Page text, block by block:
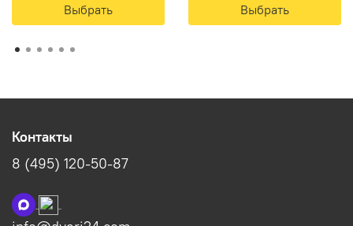
Выбрать Выбрать
Контакты
8 (495) 120-50-87